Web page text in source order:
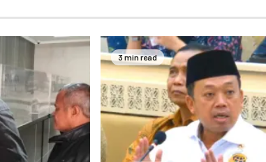
3 min read